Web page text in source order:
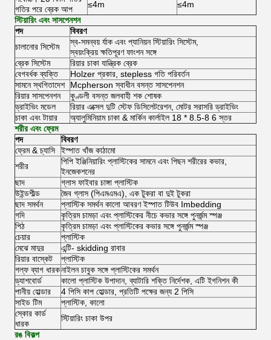
গতির পরে ব্রেক আপ
≤4m
≤4m
স্টিয়ারিং এবং সাসপেনশন
পদ
বিবরণ
চালানোর সিস্টেম
স্ব-সমন্বয় র্যাক এবং প্যানিয়ন স্টিয়ারিং সিস্টেম,
স্বয়ংক্রিয় ক্ষতিপূরণ ফাংশন সঙ্গে
ব্রেক সিস্টেম
রিয়ার চাকা যান্ত্রিক ব্রেক
বেগবর্ধক ব্যক্তি
Holzer প্রকার, stepless গতি পরিবর্তন
সামনে স্থগিতাদেশ
Mcpherson স্বাধীন বসন্ত সাসপেনশন
রিয়ার সাসপেনশন
কুণ্ডলী বসন্ত জলবাহী শক শোষক
ড্রাইভিং মডেল
রিয়ার এক্সেল দুটি স্টেফ ডিসিলেটরেশন, মোটর সরাসরি ড্রাইভিং
চাকা এবং টায়ার
অ্যালুমিনিয়াম চাকা & মার্কিন কার্লাইল 18 * 8.5-8 6 স্তর
শরীর এবং ফ্রেম
পদ
বিবরণ
ফ্রেম & চ্যাসি
ইস্পাত খাঁজ কাঠামো
শরীর
পিপি ইঞ্জিনিয়ারিং প্লাস্টিকের সামনে এবং পিছন শরীরের কভার,
ইনজেকশনের
ছাদ
গ্লাস ফাইবার চাঙ্গা প্লাস্টিক
উইন্ডশীল্ড
জৈব গ্লাস (পিএমএমএ), এক টুকরা বা দুই টুকরা
ছাদ সমর্থন
প্লাস্টিক সমর্থন কালো আবরণ ইস্পাত টিউব Imbedding
গদি
কৃত্রিম চামড়া এবং প্লাস্টিকের নীচে কভার সঙ্গে পুনর্জন্ম স্পঞ্জ
পিঠ
কৃত্রিম চামড়া এবং প্লাস্টিকের কভার সঙ্গে পুনর্জন্ম স্পঞ্জ
চেয়ার
প্লাস্টিক
মেঝে মাদুর
এন্টি- skidding রাবার
রিয়ার বাস্কেট
প্লাস্টিক
গল্ফ ব্যাগ ধারকনাইলন চাবুক সঙ্গে প্লাস্টিকের সমর্থন
ড্যাশবোর্ড
কালো প্লাস্টিক উপাদান, ব্যাটারি শক্তি নির্দেশক, এটি ইগনিশন কী
পানীয় হোল্ডার
4 পিসি কাপ হোল্ডার, প্রতিটি পক্ষের জন্য 2 পিসি
সাইড টিম
প্লাস্টিক, কালো
স্কোর কার্ড
ধারক
স্টিয়ারিং চাকা উপর
রঙ বিকল্প